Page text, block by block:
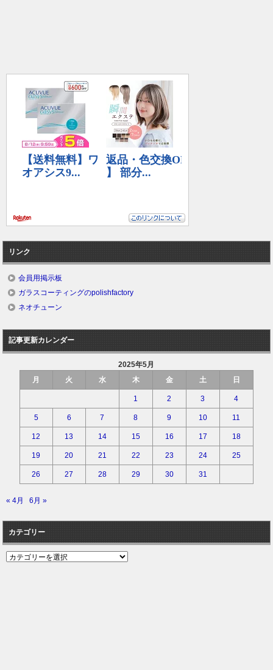
リンク
会員用掲示板
ガラスコーティングのpolishfactory
ネオチューン
記事更新カレンダー
2025年5月
月
火 水 木 金 土 日
1 2 3 4
5 6 7 8 9 10 11
12 13 14 15 16 17 18
19 20 21 22 23 24 25
26 27 28 29 30 31
« 4月 6月 »
カテゴリー
カ